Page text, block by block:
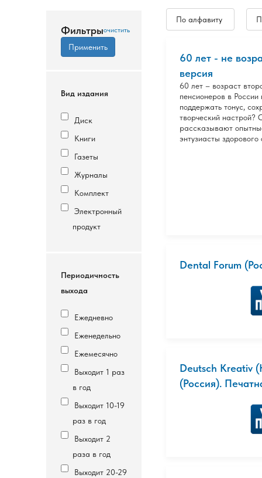
Фильтры
Вид издания
Диск
Книги
Газеты
Журналы
Комплект
Электронный
продукт
Периодичность
выхода
Ежедневно
Еженедельно
Ежемесячно
Выходит 1 раз
в год
Выходит 10-19
раз в год
Выходит 2
раза в год
Выходит 20-29
По алфавиту
60 лет - не
версия
60 лет – возраст
пенсионеров в
поддержать тонус,
творческий настрой?
рассказывают
энтузиасты
Dental Forum
Deutsch Kreativ
(Россия).